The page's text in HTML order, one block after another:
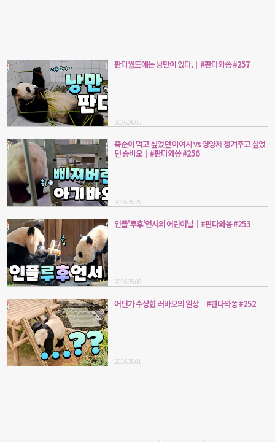
판다월드에는 낭만이 있다.｜#판다와쏭 #257
2026.06.05
죽순이 먹고 싶었던 아여사 vs 영양제 챙겨주고 싶었
던 송바오｜#판다와쏭 #256
2026.05.29
인플'루후'언서의 어린이날｜#판다와쏭 #253
2026.05.08
어딘가 수상한 러바오의 일상｜#판다와쏭 #252
2026.05.01